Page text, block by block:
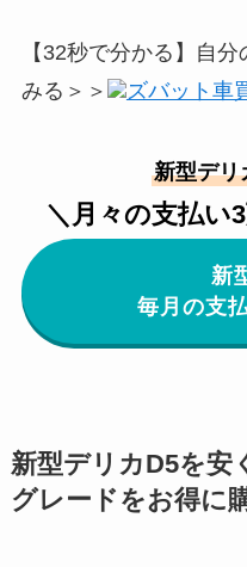
【32秒で分かる】自
みる＞＞
ズバット車
新型デリ
＼月々の支払い
新
毎月の支
新型デリカD5を安
グレードをお得に